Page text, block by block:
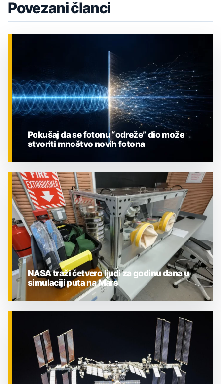
Povezani članci
ZNANOST
Pokušaj da se fotonu “odreže” dio može
stvoriti mnoštvo novih fotona
NASA traži četvero ljudi za godinu dana u
simulaciji puta na Mars